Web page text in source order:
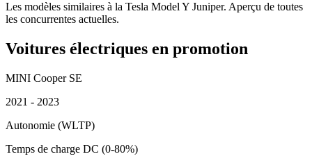
Les modèles similaires à la Tesla Model Y Juniper. Aperçu de toutes
les concurrentes actuelles.
Voitures électriques en promotion
MINI Cooper SE
2021 - 2023
Autonomie (WLTP)
Temps de charge DC (0-80%)